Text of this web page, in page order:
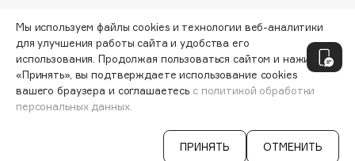
Dr.Jart+
DSD de Luxe
Dyson
СООБЩИТЬ О ПОСТУПЛЕНИИ
Мы используем файлы cookies и технологии веб-аналитики
для улучшения работы сайта и удобства его
использования. Продолжая пользоваться сайтом и нажимая
«Принять», вы подтверждаете использование cookies
вашего браузера и соглашаетесь с политикой обработки
персональных данных.
ПРИНЯТЬ ОТМЕНИТЬ